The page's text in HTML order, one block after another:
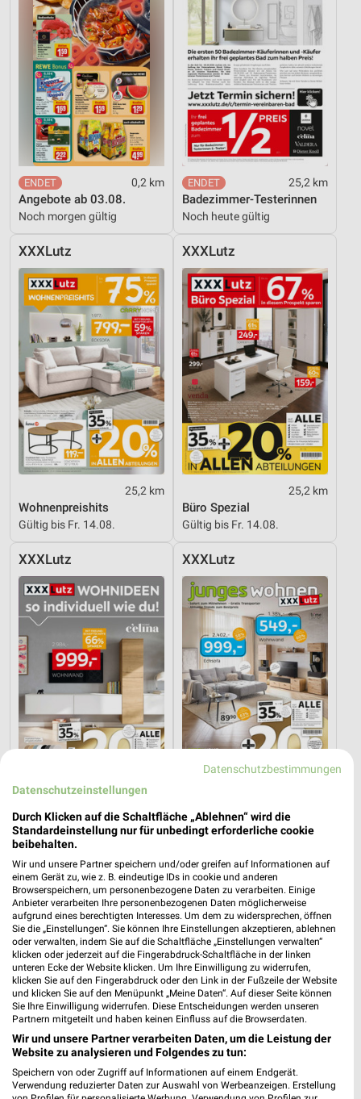
0,2 km
Angebote ab 03.08.
Noch morgen gültig
25,2 km
Badezimmer-Testerinnen
Noch heute gültig
XXXLutz
25,2 km
Wohnenpreishits
Gültig bis Fr. 14.08.
XXXLutz
25,2 km
Büro Spezial
Gültig bis Fr. 14.08.
XXXLutz
25,2 km
Wohnideen so individuell wie du!
Gültig bis Fr. 14.08.
XXXLutz
Junges Wohnen
Noch heute gültig
XXXLutz Thomas Philipps
Datenschutzbestimmungen
Datenschutzeinstellungen
Durch Klicken auf die Schaltfläche „Ablehnen“ wird die
Standardeinstellung nur für unbedingt erforderliche cookie
beibehalten.
Wir und unsere Partner speichern und/oder greifen auf Informationen auf
einem Gerät zu, wie z. B. eindeutige IDs in cookie und anderen
Browserspeichern, um personenbezogene Daten zu verarbeiten. Einige
Anbieter verarbeiten Ihre personenbezogenen Daten möglicherweise
aufgrund eines berechtigten Interesses. Um dem zu widersprechen, öffnen
Sie die „Einstellungen“. Sie können Ihre Einstellungen akzeptieren, ablehnen
oder verwalten, indem Sie auf die Schaltfläche „Einstellungen verwalten“
klicken oder jederzeit auf die Fingerabdruck-Schaltfläche in der linken
unteren Ecke der Website klicken. Um Ihre Einwilligung zu widerrufen,
klicken Sie auf den Fingerabdruck oder den Link in der Fußzeile der Website
und klicken Sie auf den Menüpunkt „Meine Daten“. Auf dieser Seite können
Sie Ihre Einwilligung widerrufen. Diese Entscheidungen werden unseren
Partnern mitgeteilt und haben keinen Einfluss auf die Browserdaten.
Wir und unsere Partner verarbeiten Daten, um die Leistung der
Website zu analysieren und Folgendes zu tun:
Speichern von oder Zugriff auf Informationen auf einem Endgerät.
Verwendung reduzierter Daten zur Auswahl von Werbeanzeigen. Erstellung